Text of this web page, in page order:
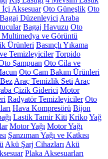
İçi Aksesuar Oto Güneşlik Oto
Bagaj Düzenleyici Araba
Bagaj Havuzu Oto
ve Görüntü
Ürünleri Basınçlı Yıkama
Temizleyiciler Torpido
Şampuan Oto Cila ve
Oto Cam Bakım Ürünleri
Araç Temizlik Seti Araç
Çizik Giderici Motor
Radyatör Temizleyiciler Oto
Hava Kompresörü Bijon
Lastik Tamir Kiti KrikoYağ
Motor Yağı Motor Yağı
Şanzıman Yağı ve Katkısı
Akü Şarj Cihazları Akü
Plaka Aksesuarları